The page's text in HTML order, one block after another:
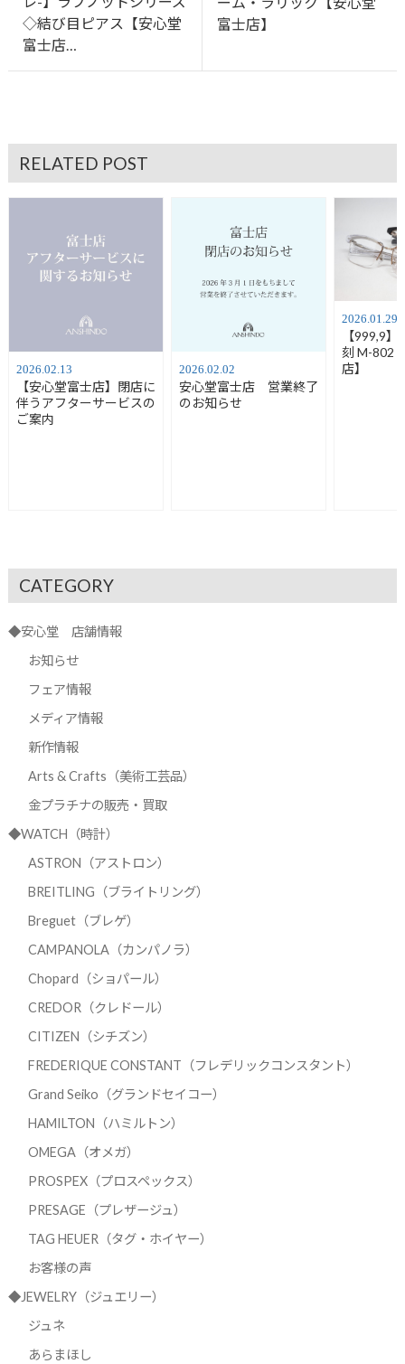
◇結び目ピアス【安心堂
富士店…
富士店】
RELATED POST
2026.02.13
【安心堂富士店】閉店に
伴うアフターサービスの
ご案内
2026.02.02
安心堂富士店 営業終了
のお知らせ
2026.01.29
【999,9
刻 M-802
店】
CATEGORY
◆安心堂 店舗情報
お知らせ
フェア情報
メディア情報
新作情報
Arts & Crafts（美術工芸品）
金プラチナの販売・買取
◆WATCH（時計）
ASTRON（アストロン）
BREITLING（ブライトリング）
Breguet（ブレゲ）
CAMPANOLA（カンパノラ）
Chopard（ショパール）
CREDOR（クレドール）
CITIZEN（シチズン）
FREDERIQUE CONSTANT（フレデリックコンスタント）
Grand Seiko（グランドセイコー）
HAMILTON（ハミルトン）
OMEGA（オメガ）
PROSPEX（プロスペックス）
PRESAGE（プレザージュ）
TAG HEUER（タグ・ホイヤー）
お客様の声
◆JEWELRY（ジュエリー）
ジュネ
あらまほし